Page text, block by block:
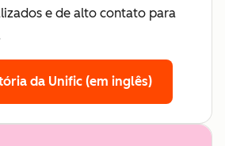
e de alto contato para
da Unific (em inglês)